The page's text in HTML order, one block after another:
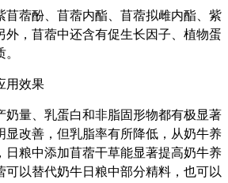
苜蓿酚 苜蓿内酯 、苜蓿拟雌内酯、紫
外，苜蓿中还含有促生长因子、植物蛋
用效果
奶量、乳蛋白和非脂固形物都有极显著
显改善，但乳脂率有所降低，从奶牛养
日粮中添加苜蓿干草能显著提高奶牛养
可以替代奶牛日粮中部分精料，也可以